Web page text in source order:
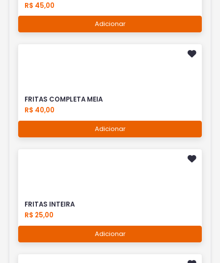
R$ 45,00
Adicionar
FRITAS COMPLETA MEIA
R$ 40,00
Adicionar
FRITAS INTEIRA
R$ 25,00
Adicionar